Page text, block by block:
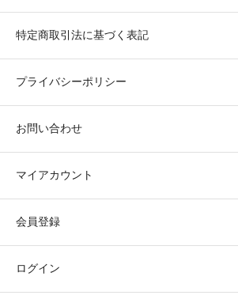
特定商取引法に基づく表記
プライバシーポリシー
お問い合わせ
マイアカウント
会員登録
ログイン